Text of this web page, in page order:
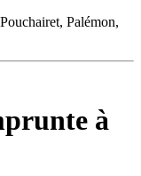
Palémon,
à